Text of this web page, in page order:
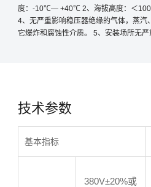
度：-10℃— +40℃ 2、海拔高度：＜
4、无严重影响稳压器绝缘的气体，蒸汽
它爆炸和腐蚀性介质。 5、安装场所无严
技术参数
基本指标
380V±20%或